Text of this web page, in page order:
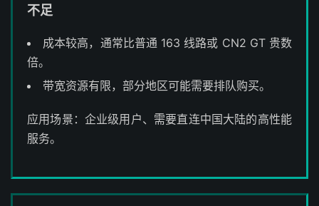
不足
成本较高，通常比普通 163 线路或 CN2 GT 贵数
倍。
带宽资源有限，部分地区可能需要排队购买。
应用场景：企业级用户、需要直连中国大陆的高性能
服务。